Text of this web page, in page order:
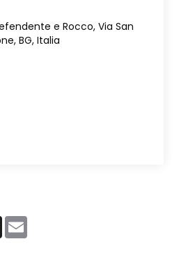
e Rocco, Via San
BG, Italia
X